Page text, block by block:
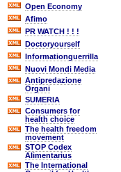
Open Economy
Afimo
PR WATCH ! ! !
Doctoryourself
Informationguerrilla
Nuovi Mondi Media
Antipredazione
Organi
SUMERIA
Consumers for
health choice
The health freedom
movement
STOP Codex
Alimentarius
The International